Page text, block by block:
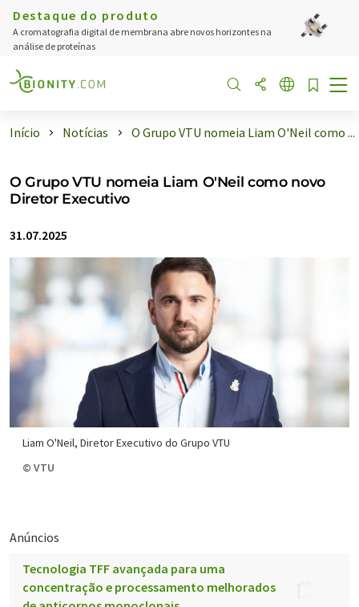
Destaque do produto
A cromatografia digital de membrana abre novos horizontes na
análise de proteínas
Início Notícias O Grupo VTU nomeia Liam O'Neil como ...
O Grupo VTU nomeia Liam O'Neil como novo
Diretor Executivo
31.07.2025
Liam O'Neil, Diretor Executivo do Grupo VTU
© VTU
Anúncios
Tecnologia TFF avançada para uma
concentração e processamento melhorados